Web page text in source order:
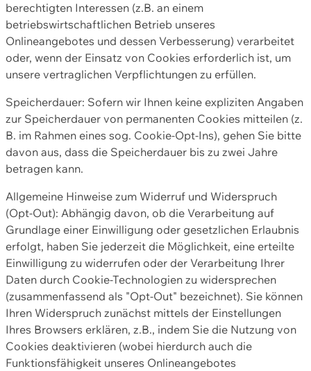
berechtigten Interessen (z.B. an einem
betriebswirtschaftlichen Betrieb unseres
Onlineangebotes und dessen Verbesserung) verarbeitet
oder, wenn der Einsatz von Cookies erforderlich ist, um
unsere vertraglichen Verpflichtungen zu erfüllen.
Speicherdauer: Sofern wir Ihnen keine expliziten Angaben
zur Speicherdauer von permanenten Cookies mitteilen (z.
B. im Rahmen eines sog. Cookie-Opt-Ins), gehen Sie bitte
davon aus, dass die Speicherdauer bis zu zwei Jahre
betragen kann.
Allgemeine Hinweise zum Widerruf und Widerspruch
(Opt-Out): Abhängig davon, ob die Verarbeitung auf
Grundlage einer Einwilligung oder gesetzlichen Erlaubnis
erfolgt, haben Sie jederzeit die Möglichkeit, eine erteilte
Einwilligung zu widerrufen oder der Verarbeitung Ihrer
Daten durch Cookie-Technologien zu widersprechen
(zusammenfassend als "Opt-Out" bezeichnet). Sie können
Ihren Widerspruch zunächst mittels der Einstellungen
Ihres Browsers erklären, z.B., indem Sie die Nutzung von
Cookies deaktivieren (wobei hierdurch auch die
Funktionsfähigkeit unseres Onlineangebotes